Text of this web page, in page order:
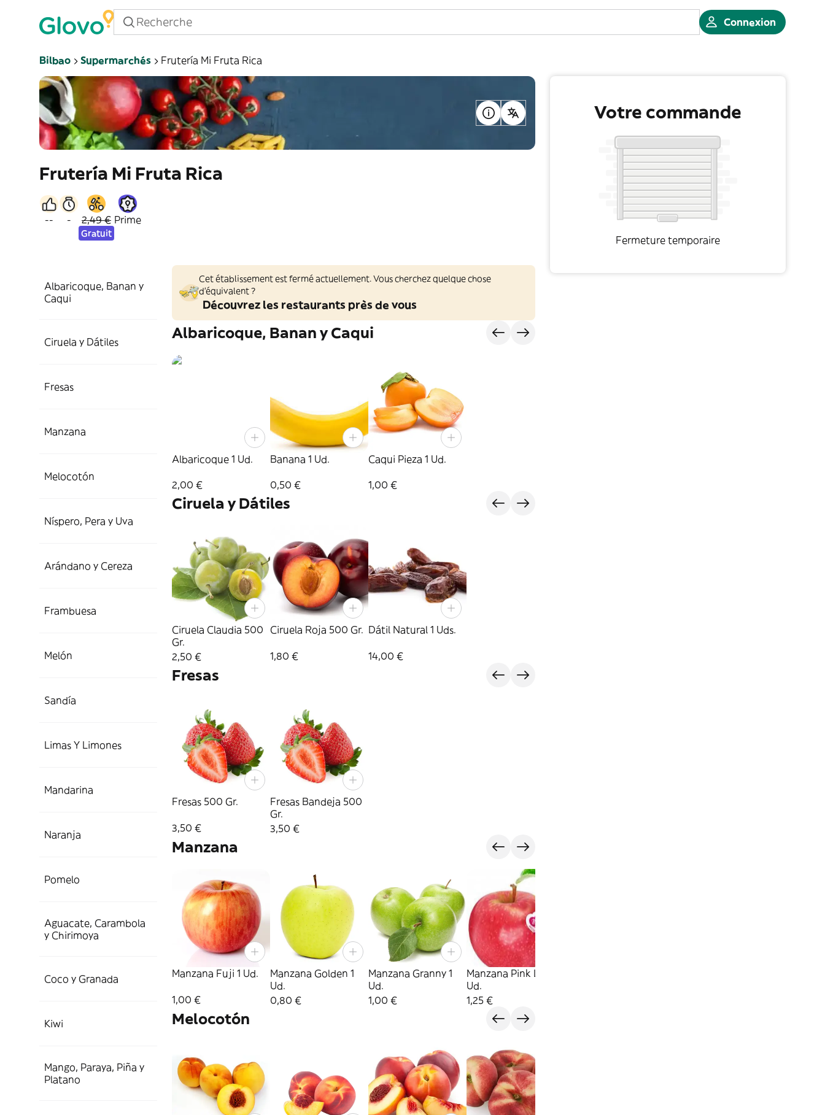
Connexion
Bilbao Supermarchés Frutería Mi Fruta Rica
Frutería Mi Fruta Rica
-- - 2,49 €
Gratuit
Prime
Albaricoque, Banan y
Caqui
Ciruela y Dátiles
Fresas
Manzana
Melocotón
Níspero, Pera y Uva
Arándano y Cereza
Frambuesa
Melón
Sandía
Limas Y Limones
Mandarina
Naranja
Pomelo
Aguacate, Carambola
y Chirimoya
Coco y Granada
Kiwi
Mango, Paraya, Piña y
Platano
Cet établissement est fermé actuellement. Vous cherchez quelque chose
d'équivalent ?
Découvrez les restaurants près de vous
Albaricoque, Banan y Caqui
Albaricoque 1 Ud.
2,00 €
Banana 1 Ud.
0,50 €
Caqui Pieza 1 Ud.
1,00 €
Ciruela y Dátiles
Ciruela Claudia 500
Gr.
2,50 €
Ciruela Roja 500 Gr.
1,80 €
Dátil Natural 1 Uds.
14,00 €
Fresas
Fresas 500 Gr.
3,50 €
Fresas Bandeja 500
Gr.
3,50 €
Manzana
Manzana Fuji 1 Ud.
1,00 €
Manzana Golden 1
Ud.
0,80 €
Manzana Granny 1
Ud.
1,00 €
Manzana Pink Lady 1
Ud.
1,25 €
Melocotón
Votre commande
Fermeture temporaire